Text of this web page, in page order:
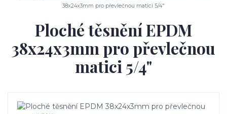
38x24x3mm pro převlečnou matici 5/4"
Ploché těsnění EPDM
38x24x3mm pro převlečnou
matici 5/4"